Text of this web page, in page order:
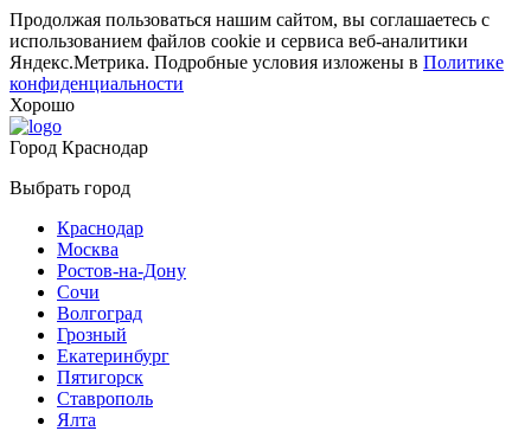
Продолжая пользоваться нашим сайтом, вы соглашаетесь с
использованием файлов cookie и сервиса веб-аналитики
Яндекс.Метрика. Подробные условия изложены в Политике
конфиденциальности
Хорошо
Город Краснодар
Выбрать город
Краснодар
Москва
Ростов-на-Дону
Сочи
Волгоград
Грозный
Екатеринбург
Пятигорск
Ставрополь
Ялта